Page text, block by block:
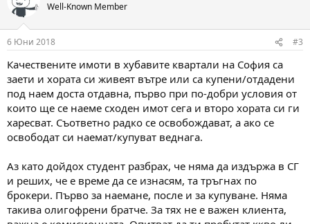
ц
и
Well-Known Member
6 Юни 2018 #3
Качествените имоти в хубавите квартали на София са
заети и хората си живеят вътре или са купени/отдадени
под наем доста отдавна, първо при по-добри условия от
които ще се наеме сходен имот сега и второ хората си ги
харесват. Съответно радко се освобождават, а ако се
освободат си наемат/купуват веднага.
Аз като дойдох студент разбрах, че няма да издържа в СГ
и реших, че е време да се изнасям, та тръгнах по
брокери. Първо за наемане, после и за купуване. Няма
такива олигофрени братче. За тях не е важен клиента,